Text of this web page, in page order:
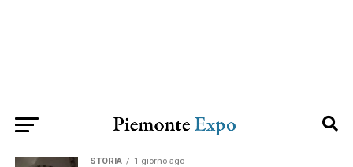
STORIA 1 giorno ago